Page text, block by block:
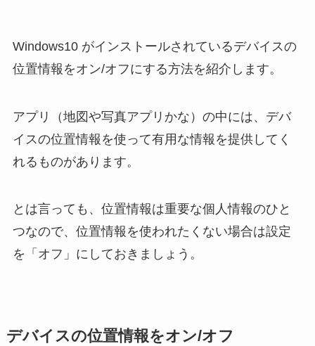
Windows10 がインストールされているデバイスの
位置情報をオン/オフにする方法を紹介します。
アプリ（地図や写真アプリかな）の中には、デバ
イスの位置情報を使って有用な情報を提供してく
れるものがあります。
とは言っても、位置情報は重要な個人情報のひと
つなので、位置情報を使われたくない場合は設定
を「オフ」にしておきましょう。
デバイスの位置情報をオン/オフ